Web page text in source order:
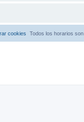
Todos los horarios son
cookies